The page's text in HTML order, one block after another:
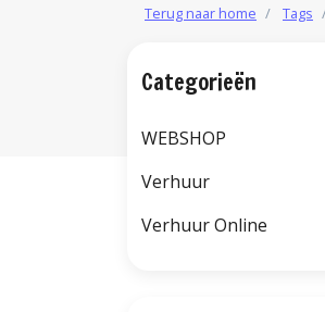
Terug naar home Tags
Categorieën
WEBSHOP
Verhuur
Verhuur Online